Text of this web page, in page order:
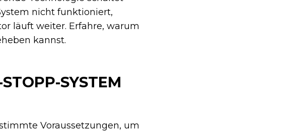
nicht funktioniert,
läuft weiter. Erfahre, warum
kannst.
SYSTEM
Voraussetzungen, um